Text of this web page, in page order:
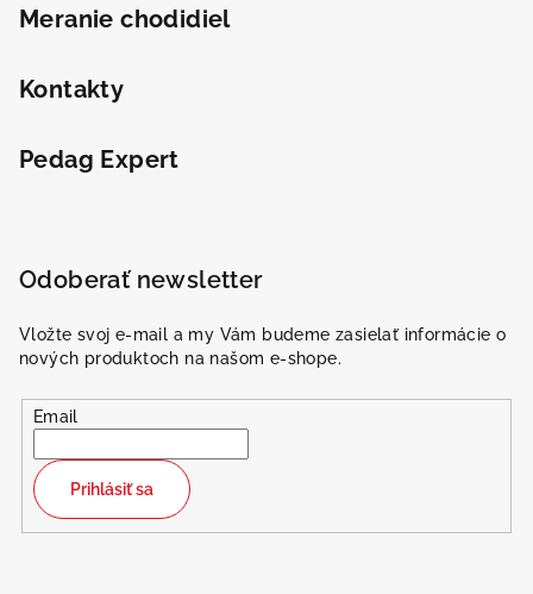
Meranie chodidiel
Kontakty
Pedag Expert
Odoberať newsletter
Vložte svoj e-mail a my Vám budeme zasielať informácie o
nových produktoch na našom e-shope.
Email
Prihlásiť sa